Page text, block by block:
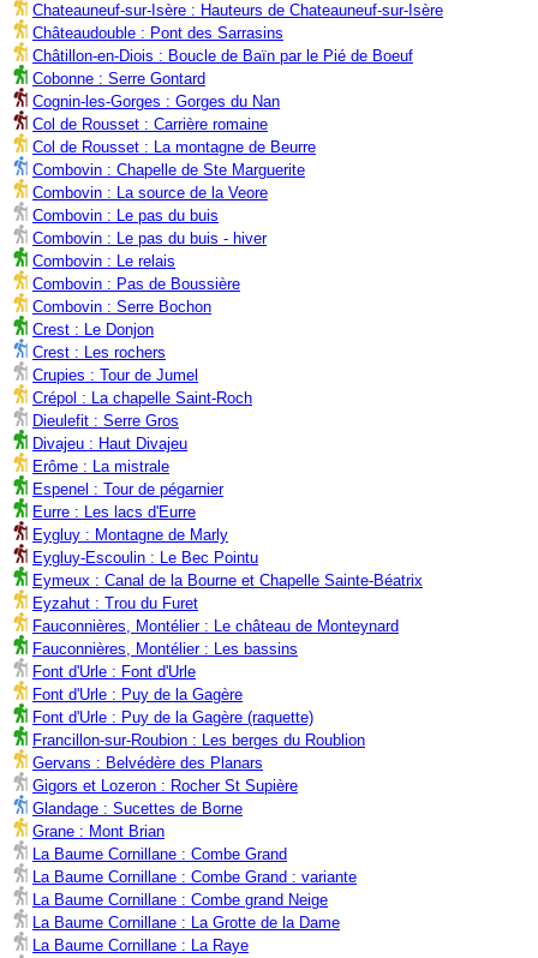
Chateauneuf-sur-Isère : Hauteurs de Chateauneuf-sur-Isère
Châteaudouble : Pont des Sarrasins
Châtillon-en-Diois : Boucle de Baïn par le Pié de Boeuf
Cobonne : Serre Gontard
Cognin-les-Gorges : Gorges du Nan
Col de Rousset : Carrière romaine
Col de Rousset : La montagne de Beurre
Combovin : Chapelle de Ste Marguerite
Combovin : La source de la Veore
Combovin : Le pas du buis
Combovin : Le pas du buis - hiver
Combovin : Le relais
Combovin : Pas de Boussière
Combovin : Serre Bochon
Crest : Le Donjon
Crest : Les rochers
Crupies : Tour de Jumel
Crépol : La chapelle Saint-Roch
Dieulefit : Serre Gros
Divajeu : Haut Divajeu
Erôme : La mistrale
Espenel : Tour de pégarnier
Eurre : Les lacs d'Eurre
Eygluy : Montagne de Marly
Eygluy-Escoulin : Le Bec Pointu
Eymeux : Canal de la Bourne et Chapelle Sainte-Béatrix
Eyzahut : Trou du Furet
Fauconnières, Montélier : Le château de Monteynard
Fauconnières, Montélier : Les bassins
Font d'Urle : Font d'Urle
Font d'Urle : Puy de la Gagère
Font d'Urle : Puy de la Gagère (raquette)
Francillon-sur-Roubion : Les berges du Roublion
Gervans : Belvédère des Planars
Gigors et Lozeron : Rocher St Supière
Glandage : Sucettes de Borne
Grane : Mont Brian
La Baume Cornillane : Combe Grand
La Baume Cornillane : Combe Grand : variante
La Baume Cornillane : Combe grand Neige
La Baume Cornillane : La Grotte de la Dame
La Baume Cornillane : La Raye